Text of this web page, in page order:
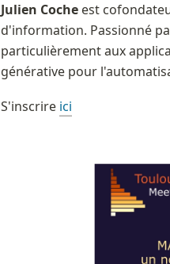
Julien Coche est
d'information. Passionné
particulièrement aux
générative pour
S'inscrire ici